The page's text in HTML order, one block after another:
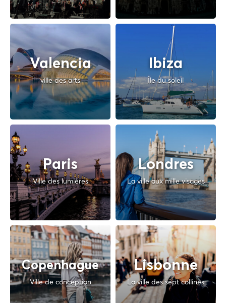
Valencia
ville des arts
Ibiza
Île du soleil
Paris
Ville des lumières
Londres
La ville aux mille visages
Copenhague
Ville de conception
Lisbonne
La ville des sept collines